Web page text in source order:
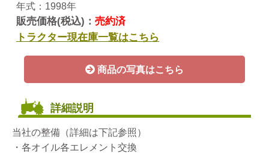
年式：1998年
販売価格(税込)： 売約済
トラクター現在庫一覧はこちら
商品の写真はこちら
詳細説明
当社の整備（詳細は下記参照）
・各オイル各エレメント交換